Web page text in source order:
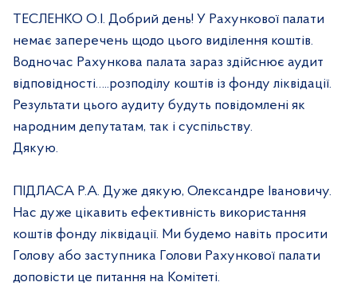
ТЕСЛЕНКО О.І. Добрий день! У Рахункової палати
немає заперечень щодо цього виділення коштів.
Водночас Рахункова палата зараз здійснює аудит
відповідності…..розподілу коштів із фонду ліквідації.
Результати цього аудиту будуть повідомлені як
народним депутатам, так і суспільству.
Дякую.
ПІДЛАСА Р.А. Дуже дякую, Олександре Івановичу.
Нас дуже цікавить ефективність використання
коштів фонду ліквідації. Ми будемо навіть просити
Голову або заступника Голови Рахункової палати
доповісти це питання на Комітеті.